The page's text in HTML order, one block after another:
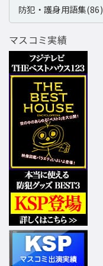
防犯・護身用語集(86)
マスコミ実績